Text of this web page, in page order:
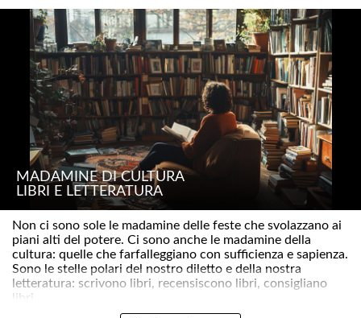
MADAMINE DI CULTURA
LIBRI E LETTERATURA
Non ci sono sole le madamine delle feste che svolazzano ai
piani alti del potere. Ci sono anche le madamine della
cultura: quelle che farfalleggiano con sufficienza e sapienza.
Sono le stelle polari del nostro diletto e della nostra
letteratura: scrivono libri, recensiscono libri, consigliano
libri,..